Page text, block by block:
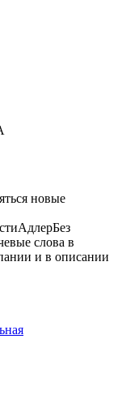
новые
АдлерБез
слова в
и в описании